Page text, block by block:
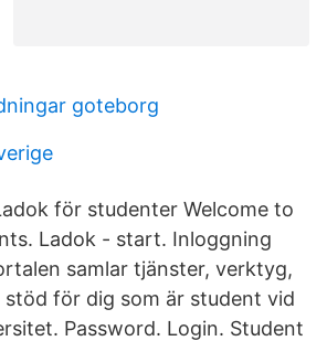
goteborg
för studenter Welcome to
Ladok - start. Inloggning
samlar tjänster, verktyg,
för dig som är student vid
Password. Login. Student